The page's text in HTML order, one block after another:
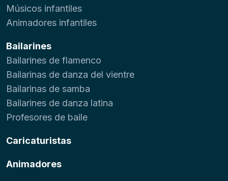
Músicos infantiles
Animadores infantiles
Bailarines
Bailarines de flamenco
Bailarinas de danza del vientre
Bailarinas de samba
Bailarines de danza latina
Profesores de baile
Caricaturistas
Animadores